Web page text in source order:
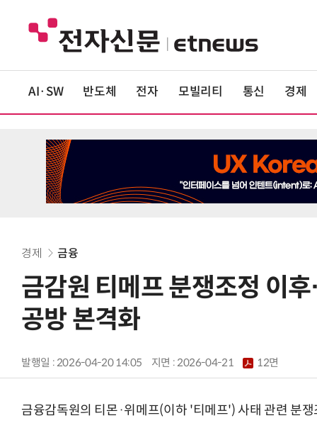
AI·SW 반도체 전자 모빌리티 통신 경제
경제 금융
금감원 티메프 분쟁조정 이
공방 본격화
발행일 : 2026-04-20 14:05 지면 :2026-04-21 12면
금융감독원의 티몬·위메프(이하 '티메프') 사태 관련 분